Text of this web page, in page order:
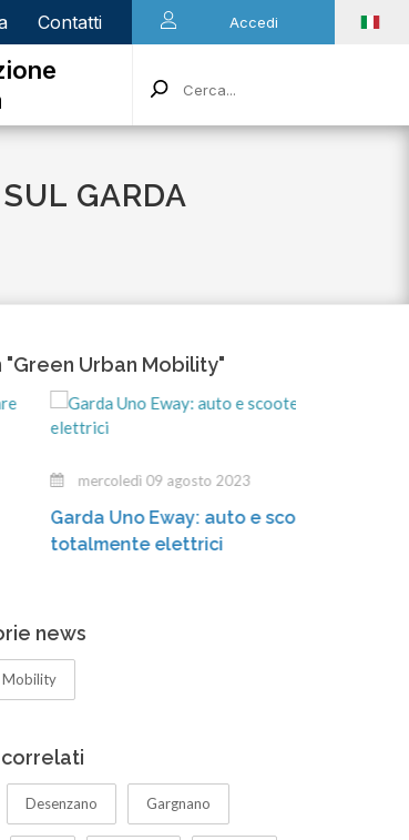
Contatti Accedi
GARDA
"Green Urban Mobility"
09 agosto 2023
Eway: auto e scooter sharing
elettrici
news
Mobility
correlati
Desenzano Gargnano